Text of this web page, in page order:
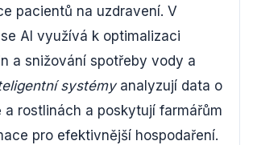
pacientů na uzdravení. V
AI využívá k optimalizaci
a snižování spotřeby vody a
systémyanalyzují data o
a rostlinách a poskytují farmářům
pro efektivnější hospodaření.